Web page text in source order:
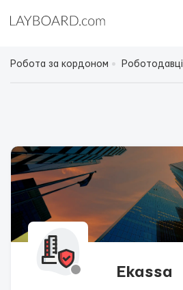
Робота за кордоном Роботодавці
Ekassa